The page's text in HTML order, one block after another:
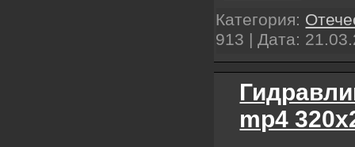
Категория:
913 | Дата:
mp4